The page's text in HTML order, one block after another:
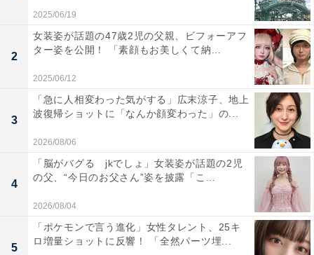
2025/06/19
2
女装姿が話題の47歳2児の父親、ビフォーアフ
ター姿を公開！ 「素顔もお美しくて納...
2025/06/12
3
「急に人相変わった気がする」広末涼子、地上
波復帰ショットに「なんか顔変わった」の...
2026/08/06
4
「脳がバグる jkでしょ」女装姿が話題の2児
の父、“今日のお父さん”姿を披露「こ...
2026/08/04
5
「ポケモンで言う進化」女性タレント、25キ
ロ増量ショットに反響！ 「全然パーツ埋...